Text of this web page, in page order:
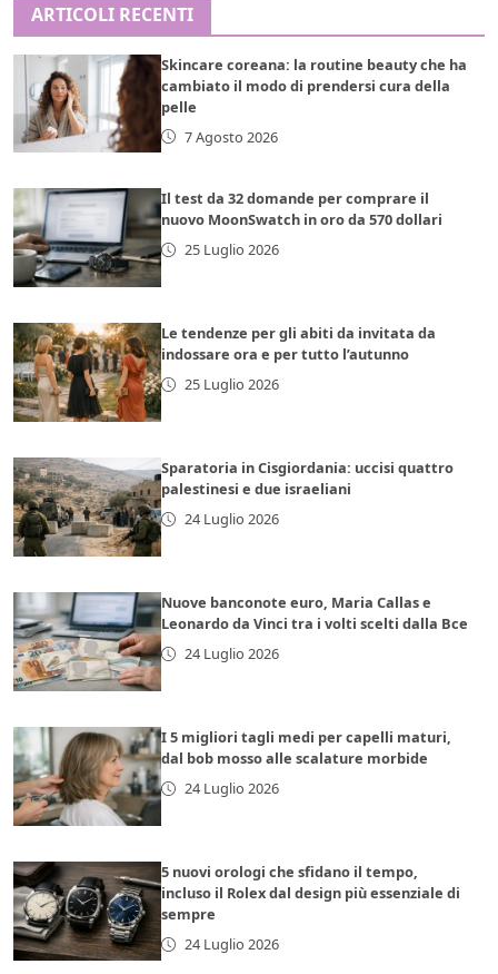
ARTICOLI RECENTI
Skincare coreana: la routine beauty che ha
cambiato il modo di prendersi cura della
pelle
7 Agosto 2026
Il test da 32 domande per comprare il
nuovo MoonSwatch in oro da 570 dollari
25 Luglio 2026
Le tendenze per gli abiti da invitata da
indossare ora e per tutto l’autunno
25 Luglio 2026
Sparatoria in Cisgiordania: uccisi quattro
palestinesi e due israeliani
24 Luglio 2026
Nuove banconote euro, Maria Callas e
Leonardo da Vinci tra i volti scelti dalla Bce
24 Luglio 2026
I 5 migliori tagli medi per capelli maturi,
dal bob mosso alle scalature morbide
24 Luglio 2026
5 nuovi orologi che sfidano il tempo,
incluso il Rolex dal design più essenziale di
sempre
24 Luglio 2026